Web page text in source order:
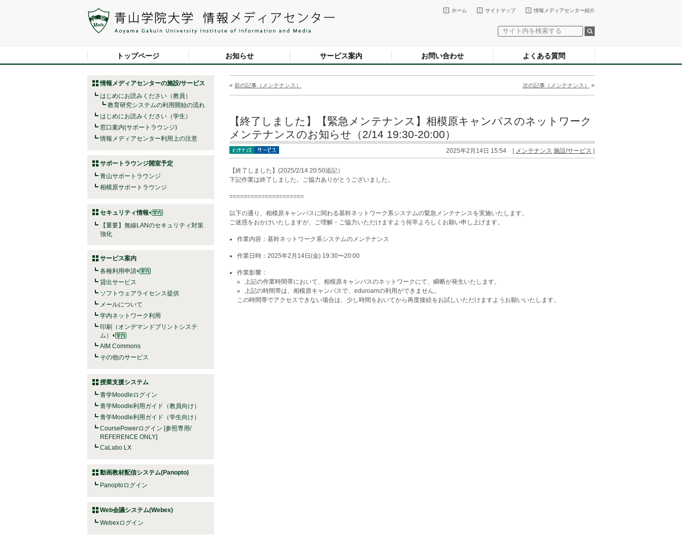
情報メディアセンター紹介
サイトマップ
ホーム
トップページ お知らせ サービス案内 お問い合わせ よくある質問
情報メディアセンターの施設/サービス
はじめにお読みください（教員）
教育研究システムの利用開始の流れ
はじめにお読みください（学生）
窓口案内(サポートラウンジ)
情報メディアセンター利用上の注意
サポートラウンジ開室予定
青山サポートラウンジ
相模原サポートラウンジ
セキュリティ情報
【重要】無線LANのセキュリティ対策
強化
サービス案内
各種利用申請
貸出サービス
ソフトウェアライセンス提供
メールについて
学内ネットワーク利用
印刷（オンデマンドプリントシステ
ム）
AIM Commons
その他のサービス
授業支援システム
青学Moodleログイン
青学Moodle利用ガイド（教員向け）
青学Moodle利用ガイド（学生向け）
CoursePowerログイン [参照専用/
REFERENCE ONLY]
CaLabo LX
動画教材配信システム(Panopto)
Panoptoログイン
Web会議システム(Webex)
Webexログイン
« 前の記事（メンテナンス） 次の記事（メンテナンス） »
【終了しました】【緊急メンテナンス】相模原キャンパスのネットワーク
メンテナンスのお知らせ（2/14 19:30-20:00）
2025年2月14日 15:54 | メンテナンス 施設/サービス
【終了しました】(2025/2/14 20:50追記）
下記作業は終了しました。ご協力ありがとうございました。
=====================
以下の通り、相模原キャンパスに関わる基幹ネットワーク系システムの緊急メンテナンスを実施いたします。
ご迷惑をおかけいたしますが、ご理解・ご協力いただけますよう何卒よろしくお願い申し上げます。
作業内容：基幹ネットワーク系システムのメンテナンス
作業日時：2025年2月14日(金) 19:30〜20:00
作業影響：
上記の作業時間帯において、相模原キャンパスのネットワークにて、瞬断が発生いたします。
上記の時間帯は、相模原キャンパスで、eduroamの利用ができません。
この時間帯でアクセスできない場合は、少し時間をおいてから再度接続をお試しいただけますようお願いいたします。